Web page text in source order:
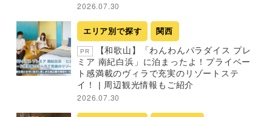
2026.07.30
エリア別で探す 関西
PR
【和歌山】「わんわんパラダイス プレ
ミア 南紀白浜」に泊まったよ！プライベー
ト感満載のヴィラで充実のリゾートステ
イ！ | 周辺観光情報もご紹介
2026.07.30